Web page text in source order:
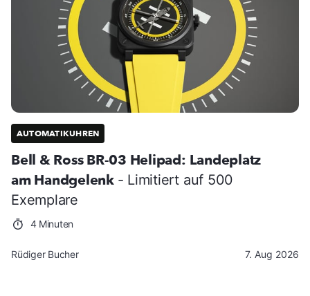
AUTOMATIKUHREN
Bell & Ross BR-03 Helipad: Landeplatz
am Handgelenk - Limitiert auf 500
Exemplare
4 Minuten
Rüdiger Bucher 7. Aug 2026